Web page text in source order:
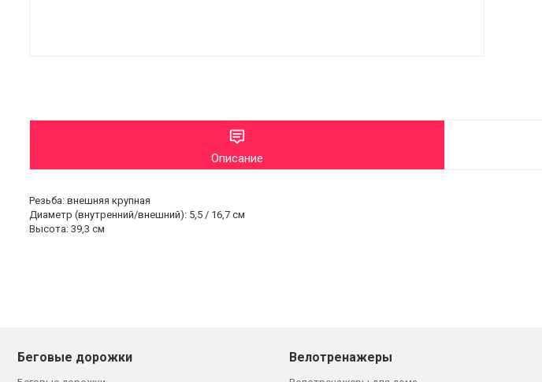
Описание
Резьба: внешняя крупная
Диаметр (внутренний/внешний): 5,5 / 16,7 см
Высота: 39,3 см
Беговые дорожки Велотренажеры